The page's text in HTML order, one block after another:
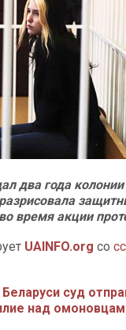
два года
время акции
UAINFO.org со
Беларуси суд
над